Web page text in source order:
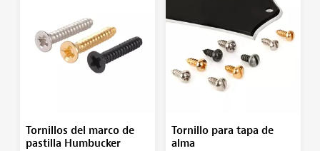
Tornillos del marco de
pastilla Humbucker
Tornillo para tapa de
alma